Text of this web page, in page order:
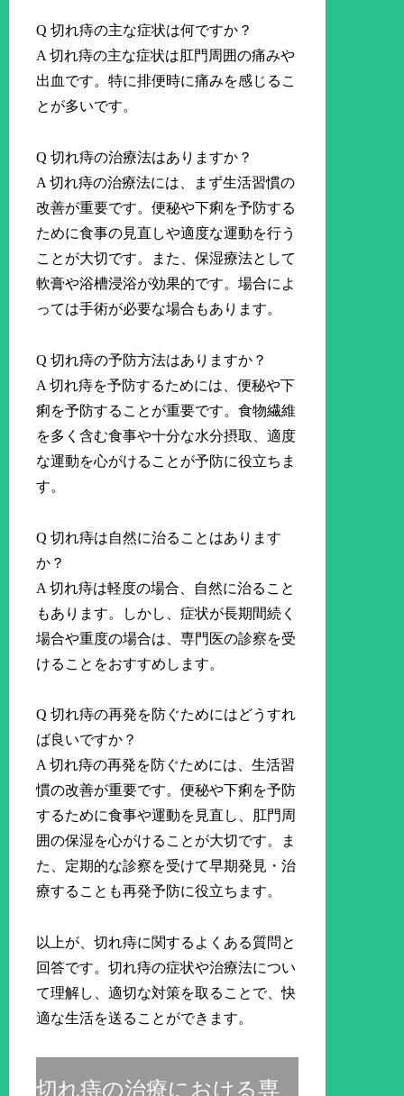
Q 切れ痔の主な症状は何ですか？
A 切れ痔の主な症状は肛門周囲の痛みや
出血です。特に排便時に痛みを感じるこ
とが多いです。
Q 切れ痔の治療法はありますか？
A 切れ痔の治療法には、まず生活習慣の
改善が重要です。便秘や下痢を予防する
ために食事の見直しや適度な運動を行う
ことが大切です。また、保湿療法として
軟膏や浴槽浸浴が効果的です。場合によ
っては手術が必要な場合もあります。
Q 切れ痔の予防方法はありますか？
A 切れ痔を予防するためには、便秘や下
痢を予防することが重要です。食物繊維
を多く含む食事や十分な水分摂取、適度
な運動を心がけることが予防に役立ちま
す。
Q 切れ痔は自然に治ることはあります
か？
A 切れ痔は軽度の場合、自然に治ること
もあります。しかし、症状が長期間続く
場合や重度の場合は、専門医の診察を受
けることをおすすめします。
Q 切れ痔の再発を防ぐためにはどうすれ
ば良いですか？
A 切れ痔の再発を防ぐためには、生活習
慣の改善が重要です。便秘や下痢を予防
するために食事や運動を見直し、肛門周
囲の保湿を心がけることが大切です。ま
た、定期的な診察を受けて早期発見・治
療することも再発予防に役立ちます。
以上が、切れ痔に関するよくある質問と
回答です。切れ痔の症状や治療法につい
て理解し、適切な対策を取ることで、快
適な生活を送ることができます。
切れ痔の治療における専